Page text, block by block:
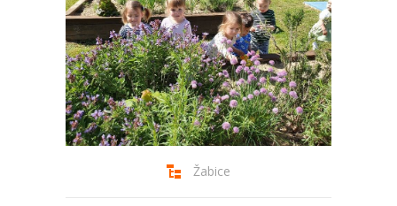
Žabice